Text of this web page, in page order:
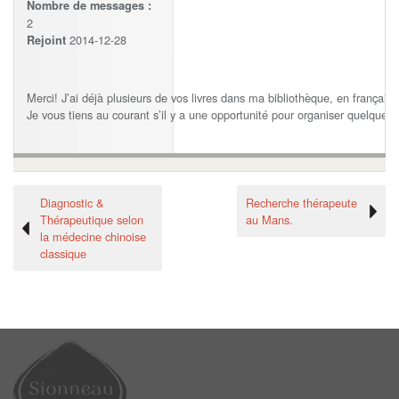
Nombre de messages :
2
Rejoint 2014-12-28
Merci! J’ai déjà plusieurs de vos livres dans ma bibliothèque, en français
Je vous tiens au courant s’il y a une opportunité pour organiser quelque
Recherche thérapeute
au Mans.
Diagnostic &
Thérapeutique selon
la médecine chinoise
classique